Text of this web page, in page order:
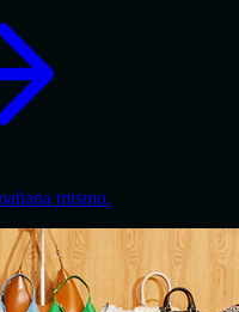
mismo.